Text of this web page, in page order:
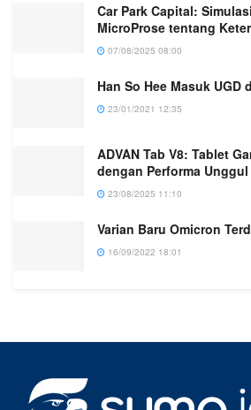
Car Park Capital:
MicroProse tentang
07/08/2025 08:00
Han So Hee Masuk
23/01/2021 12:35
ADVAN Tab V8: Tablet
dengan Performa
23/08/2025 11:10
Varian Baru Omicron
16/09/2022 18:01